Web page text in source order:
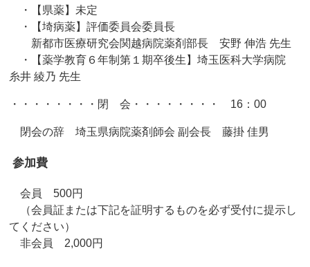
・【県薬】未定
・【埼病薬】評価委員会委員長
新都市医療研究会関越病院薬剤部長 安野 伸浩 先生
・【薬学教育６年制第１期卒後生】埼玉医科大学病院
糸井 綾乃 先生
・・・・・・・・閉 会・・・・・・・・ 16：00
閉会の辞 埼玉県病院薬剤師会 副会長 藤掛 佳男
参加費
会員 500円
（会員証または下記を証明するものを必ず受付に提示し
てください）
非会員 2,000円